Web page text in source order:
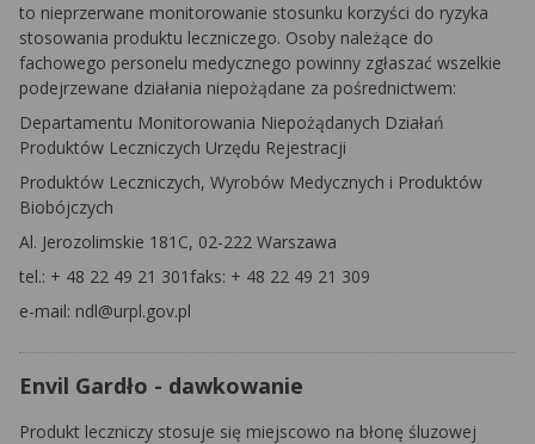
to nieprzerwane monitorowanie stosunku korzyści do ryzyka
stosowania produktu leczniczego. Osoby należące do
fachowego personelu medycznego powinny zgłaszać wszelkie
podejrzewane działania niepożądane za pośrednictwem:
Departamentu Monitorowania Niepożądanych Działań
Produktów Leczniczych Urzędu Rejestracji
Produktów Leczniczych, Wyrobów Medycznych i Produktów
Biobójczych
Al. Jerozolimskie 181C, 02-222 Warszawa
tel.: + 48 22 49 21 301faks: + 48 22 49 21 309
e-mail: ndl@urpl.gov.pl
Envil Gardło - dawkowanie
Produkt leczniczy stosuje się miejscowo na błonę śluzowej